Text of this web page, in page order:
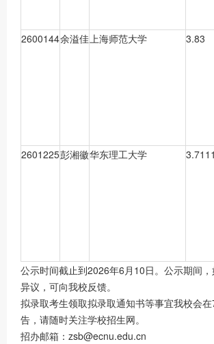
2600144余溢佳 上海师范大学 3.83
2601225彭湘徽华东理工大学 3.7111
公示时间截止到2026年6月10日。公示期间
异议，可向我校反馈。
拟录取考生领取拟录取通知书等事宜我校会
告，请随时关注学校招生网。
招办邮箱：zsb@ecnu.edu.cn